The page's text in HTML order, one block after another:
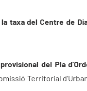
taxa del Centre de
del Pla
Territorial